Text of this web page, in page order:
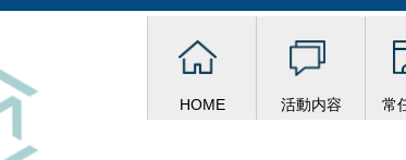
HOME 活動内容 常